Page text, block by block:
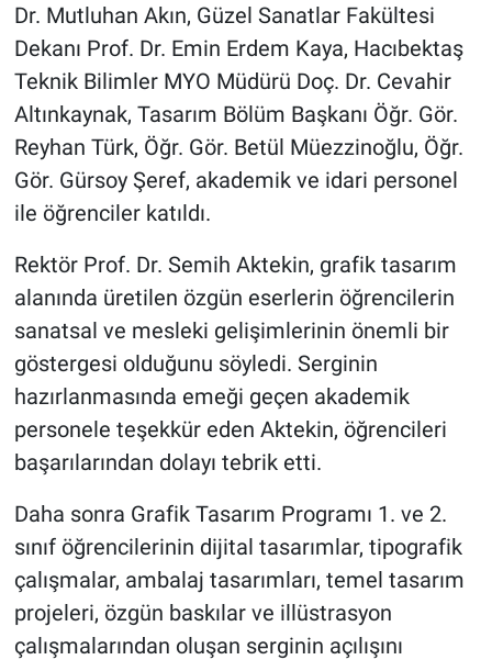
Dr. Mutluhan Akın, Güzel Sanatlar Fakültesi
Dekanı Prof. Dr. Emin Erdem Kaya, Hacıbektaş
Teknik Bilimler MYO Müdürü Doç. Dr. Cevahir
Altınkaynak, Tasarım Bölüm Başkanı Öğr. Gör.
Reyhan Türk, Öğr. Gör. Betül Müezzinoğlu, Öğr.
Gör. Gürsoy Şeref, akademik ve idari personel
ile öğrenciler katıldı.
Rektör Prof. Dr. Semih Aktekin, grafik tasarım
alanında üretilen özgün eserlerin öğrencilerin
sanatsal ve mesleki gelişimlerinin önemli bir
göstergesi olduğunu söyledi. Serginin
hazırlanmasında emeği geçen akademik
personele teşekkür eden Aktekin, öğrencileri
başarılarından dolayı tebrik etti.
Daha sonra Grafik Tasarım Programı 1. ve 2.
sınıf öğrencilerinin dijital tasarımlar, tipografik
çalışmalar, ambalaj tasarımları, temel tasarım
projeleri, özgün baskılar ve illüstrasyon
çalışmalarından oluşan serginin açılışını
Kültür - Sanat
Politika
Magazin
Çevre
Haberde İnsan